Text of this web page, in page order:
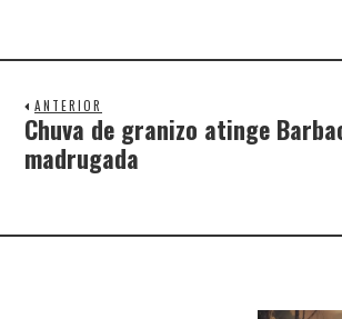
ANTERIOR
Chuva de granizo atinge
madrugada